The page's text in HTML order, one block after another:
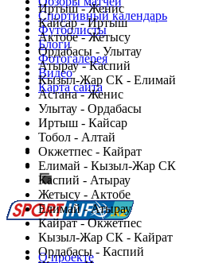
Иртыш - Женис
Кайсар - Иртыш
Актобе - Жетысу
Ордабасы - Улытау
Атырау - Каспий
Кызыл-Жар СК - Елимай
Астана - Женис
Улытау - Ордабасы
Иртыш - Кайсар
Тобол - Алтай
Окжетпес - Кайрат
Елимай - Кызыл-Жар СК
Каспий - Атырау
Жетысу - Актобе
Елимай - Атырау
Кайрат - Окжетпес
Кызыл-Жар СК - Кайрат
Ордабасы - Каспий
Спортивный календарь
Футболисты
Блоги
Фотогалерея
Видео
Карта сайта
Есть идея?
Сообщить о мероприятии
Перейти на старый сайт
О проекте